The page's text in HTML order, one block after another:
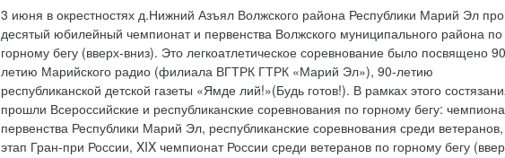
3 июня в окрестностях д.Нижний Азъял Волжского района Республики Марий Эл
десятый юбилейный чемпионат и первенства Волжского муниципального района по
горному бегу (вверх-вниз). Это легкоатлетическое соревнование было посвящено
летию Марийского радио (филиала ВГТРК ГТРК «Марий Эл»), 90-летию
республиканской детской газеты «Ямде лий!»(Будь готов!). В рамках этого
прошли Всероссийские и республиканские соревнования по горному бегу:
первенства Республики Марий Эл, республиканские соревнования среди
этап Гран-при России, XIX чемпионат России среди ветеранов по горному бегу